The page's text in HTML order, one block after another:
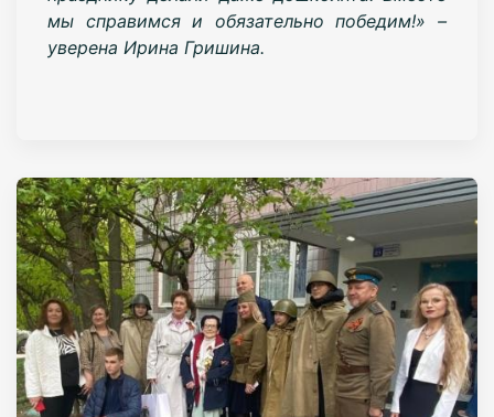
мы справимся и обязательно победим!» –
уверена Ирина Гришина.